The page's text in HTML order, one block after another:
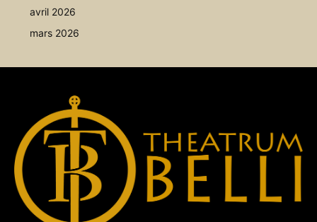
avril 2026
mars 2026